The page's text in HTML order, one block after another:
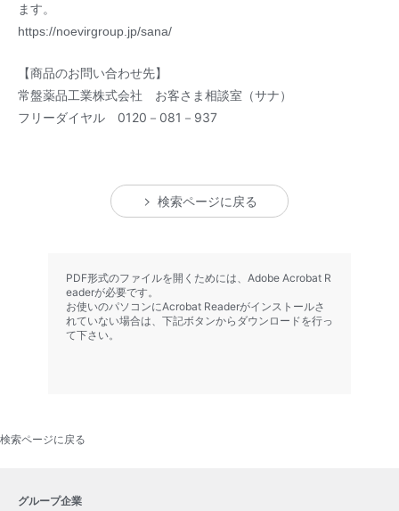
ます。
https://noevirgroup.jp/sana/
【商品のお問い合わせ先】
常盤薬品工業株式会社 お客さま相談室（サナ）
フリーダイヤル 0120－081－937
検索ページに戻る
PDF形式のファイルを開くためには、Adobe Acrobat R
eaderが必要です。
お使いのパソコンにAcrobat Readerがインストールさ
れていない場合は、下記ボタンからダウンロードを行っ
て下さい。
検索ページに戻る
グループ企業